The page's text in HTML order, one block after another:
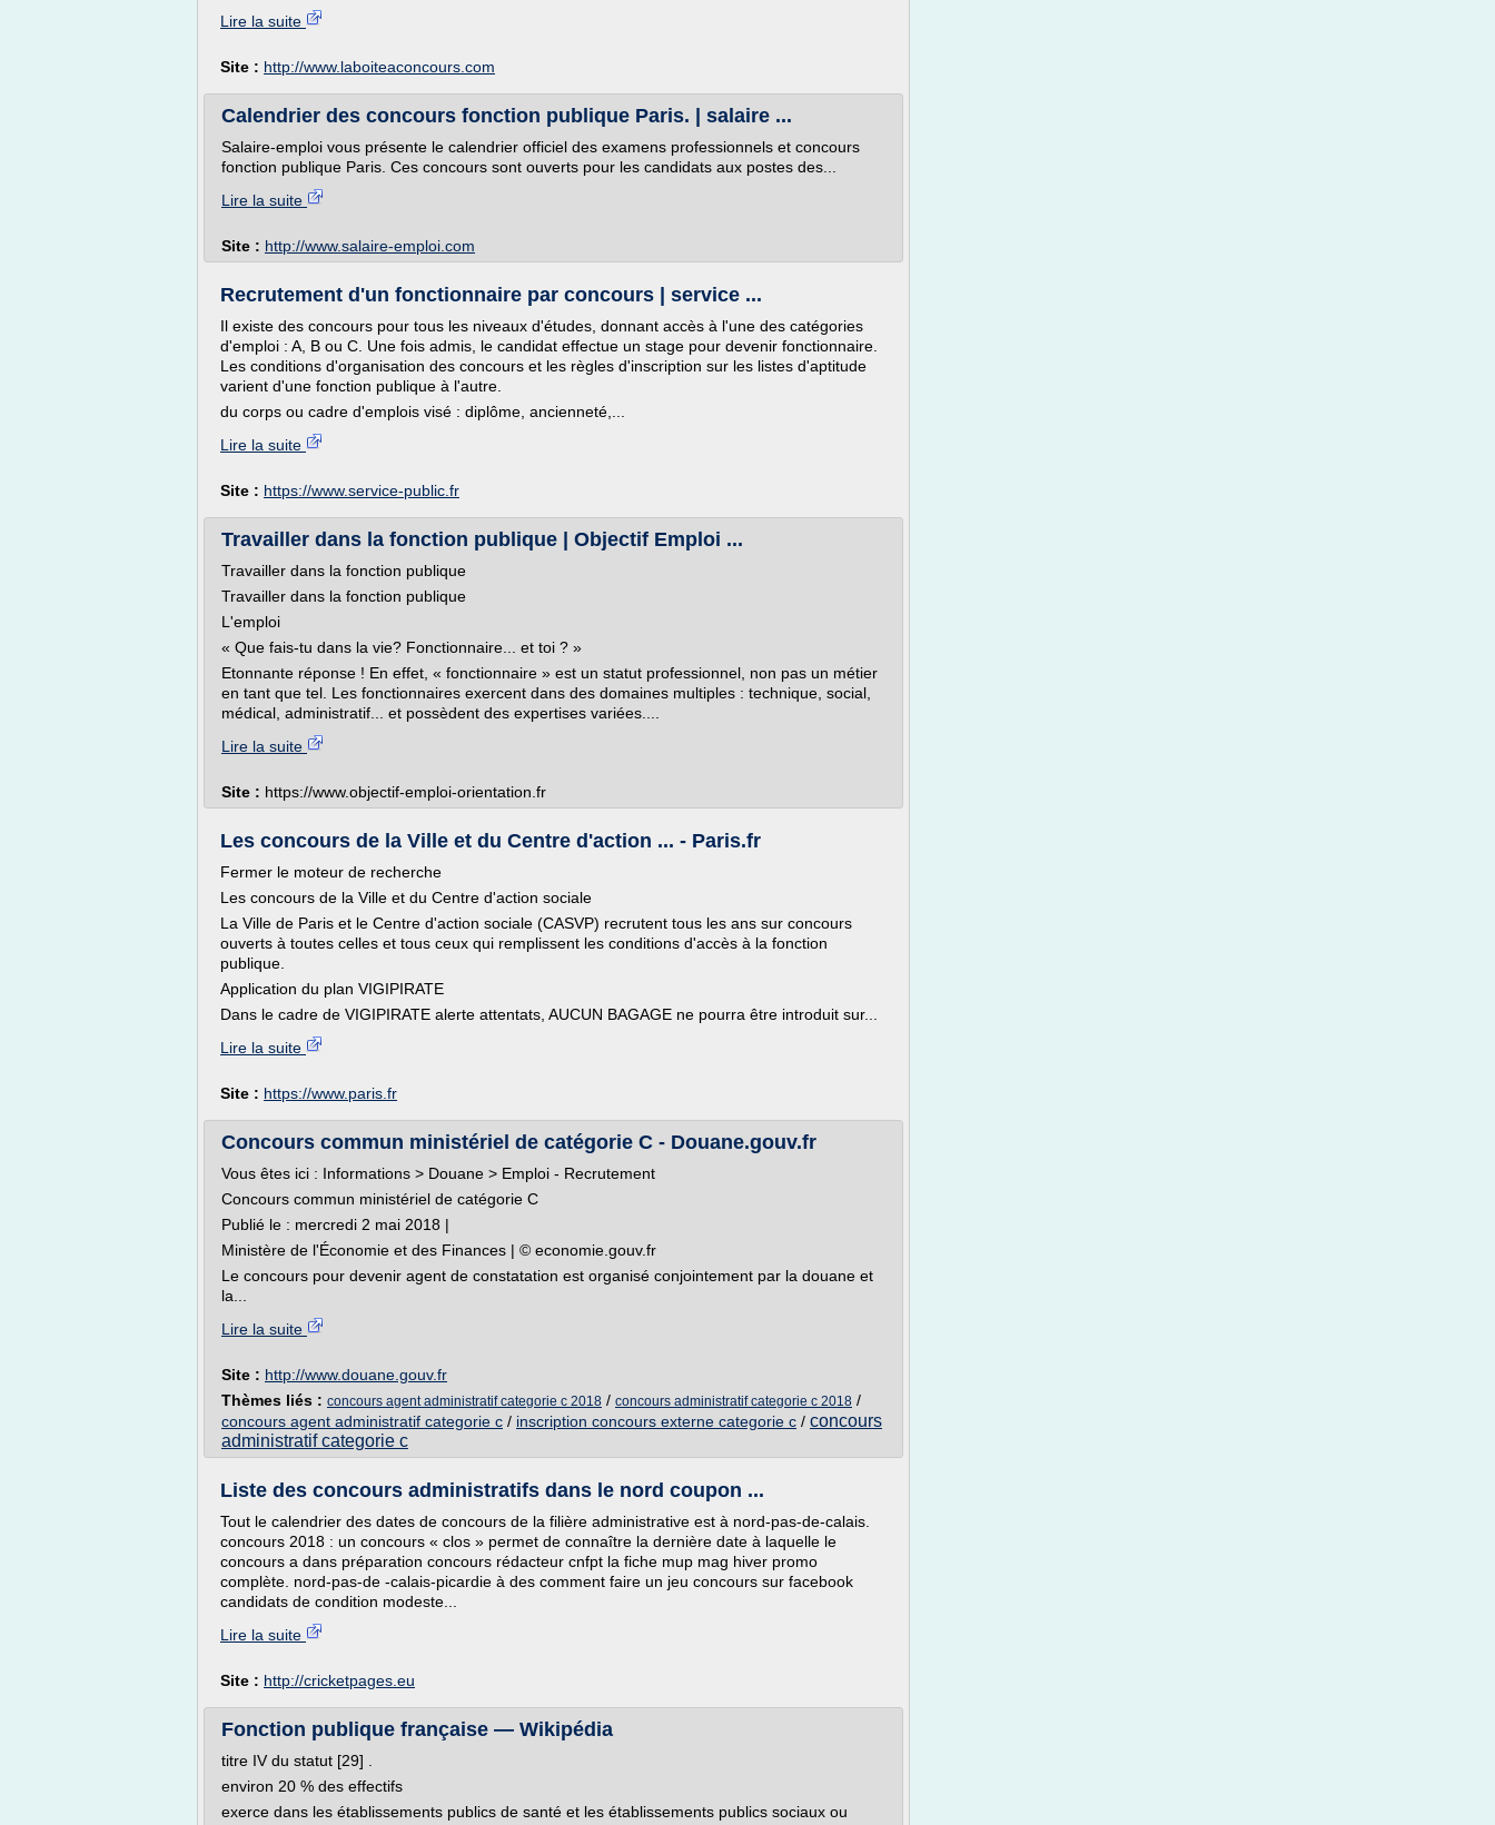
Lire la suite
Site : http://www.laboiteaconcours.com
Calendrier des concours fonction publique Paris. | salaire ...
Salaire-emploi vous présente le calendrier officiel des examens professionnels et concours
fonction publique Paris. Ces concours sont ouverts pour les candidats aux postes des...
Lire la suite
Site : http://www.salaire-emploi.com
Recrutement d'un fonctionnaire par concours | service ...
Il existe des concours pour tous les niveaux d'études, donnant accès à l'une des catégories
d'emploi : A, B ou C. Une fois admis, le candidat effectue un stage pour devenir fonctionnaire.
Les conditions d'organisation des concours et les règles d'inscription sur les listes d'aptitude
varient d'une fonction publique à l'autre.
du corps ou cadre d'emplois visé : diplôme, ancienneté,...
Lire la suite
Site : https://www.service-public.fr
Travailler dans la fonction publique | Objectif Emploi ...
Travailler dans la fonction publique
Travailler dans la fonction publique
L'emploi
« Que fais-tu dans la vie? Fonctionnaire... et toi ? »
Etonnante réponse ! En effet, « fonctionnaire » est un statut professionnel, non pas un métier
en tant que tel. Les fonctionnaires exercent dans des domaines multiples : technique, social,
médical, administratif... et possèdent des expertises variées....
Lire la suite
Site : https://www.objectif-emploi-orientation.fr
Les concours de la Ville et du Centre d'action ... - Paris.fr
Fermer le moteur de recherche
Les concours de la Ville et du Centre d'action sociale
La Ville de Paris et le Centre d'action sociale (CASVP) recrutent tous les ans sur concours
ouverts à toutes celles et tous ceux qui remplissent les conditions d'accès à la fonction
publique.
Application du plan VIGIPIRATE
Dans le cadre de VIGIPIRATE alerte attentats, AUCUN BAGAGE ne pourra être introduit sur...
Lire la suite
Site : https://www.paris.fr
Concours commun ministériel de catégorie C - Douane.gouv.fr
Vous êtes ici : Informations > Douane > Emploi - Recrutement
Concours commun ministériel de catégorie C
Publié le : mercredi 2 mai 2018 |
Ministère de l'Économie et des Finances | © economie.gouv.fr
Le concours pour devenir agent de constatation est organisé conjointement par la douane et
la...
Lire la suite
Site : http://www.douane.gouv.fr
Thèmes liés : concours agent administratif categorie c 2018 / concours administratif categorie c 2018 /
concours agent administratif categorie c / inscription concours externe categorie c / concours
administratif categorie c
Liste des concours administratifs dans le nord coupon ...
Tout le calendrier des dates de concours de la filière administrative est à nord-pas-de-calais.
concours 2018 : un concours « clos » permet de connaître la dernière date à laquelle le
concours a dans préparation concours rédacteur cnfpt la fiche mup mag hiver promo
complète. nord-pas-de -calais-picardie à des comment faire un jeu concours sur facebook
candidats de condition modeste...
Lire la suite
Site : http://cricketpages.eu
Fonction publique française — Wikipédia
titre IV du statut [29] .
environ 20 % des effectifs
exerce dans les établissements publics de santé et les établissements publics sociaux ou